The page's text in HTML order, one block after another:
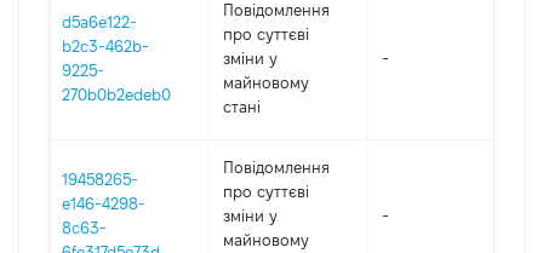
d5a6e122-
b2c3-462b-
9225-
270b0b2edeb0
Повідомлення
про суттєві
зміни y
майновому
стані
-
19458265-
e146-4298-
8c63-
Повідомлення
про суттєві
зміни y
майновому
-